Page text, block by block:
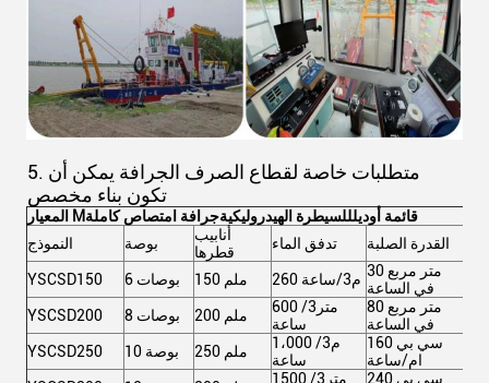
5. متطلبات خاصة لقطاع الصرف الجرافة يمكن أن
تكون بناء مخصص
المعيار M قائمة أوديلللسيطرة الهيدروليكيةجرافة امتصاص كاملة
النموذج
بوصة
أنابيب
قطرها
تدفق الماء القدرة الصلبة
YSCSD150 6 بوصات 150 ملم 260 م3/ساعة 30 متر مربع
في الساعة
YSCSD200
8 بوصات 200 ملم
600 متر3/
ساعة
80 متر مربع
في الساعة
YSCSD250
10 بوصة 250 ملم
1،000 م3/
ساعة
160 سي بي
ام/ساعة
1500 متر3/
240 سي بي